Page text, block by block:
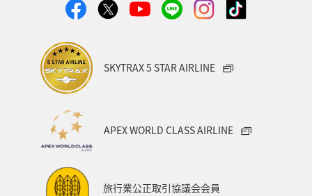
SKYTRAX 5 STAR AIRLINE
APEX WORLD CLASS AIRLINE
旅行業公正取引協議会会員